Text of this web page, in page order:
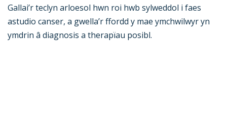
Gallai’r teclyn arloesol hwn roi hwb sylweddol i faes
astudio canser, a gwella’r ffordd y mae ymchwilwyr yn
ymdrin â diagnosis a therapïau posibl.